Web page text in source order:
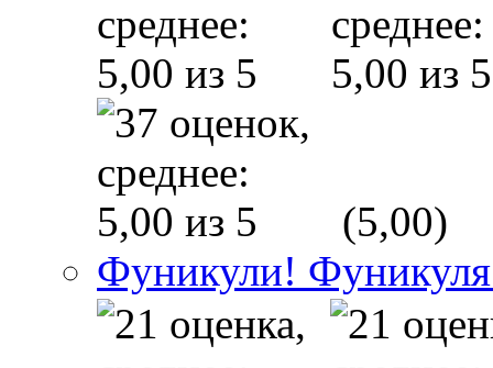
(5,00)
Фуникули!